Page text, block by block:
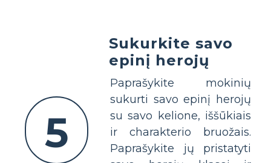
5
Sukurkite savo
epinį herojų
Paprašykite mokinių
sukurti savo epinį herojų
su savo kelione, iššūkiais
ir charakterio bruožais.
Paprašykite jų pristatyti